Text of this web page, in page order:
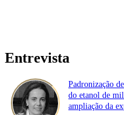
Entrevista
Padronização
do etanol de
ampliação da